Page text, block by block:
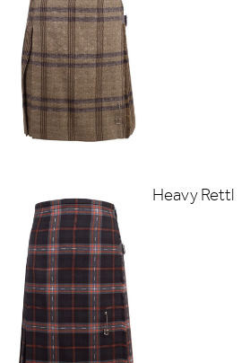
Heavy Rettl